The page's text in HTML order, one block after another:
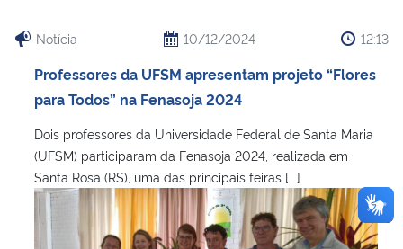
Notícia 10/12/2024 12:13
Professores da UFSM apresentam projeto “Flores
para Todos” na Fenasoja 2024
Dois professores da Universidade Federal de Santa Maria
(UFSM) participaram da Fenasoja 2024, realizada em
Santa Rosa (RS), uma das principais feiras [...]